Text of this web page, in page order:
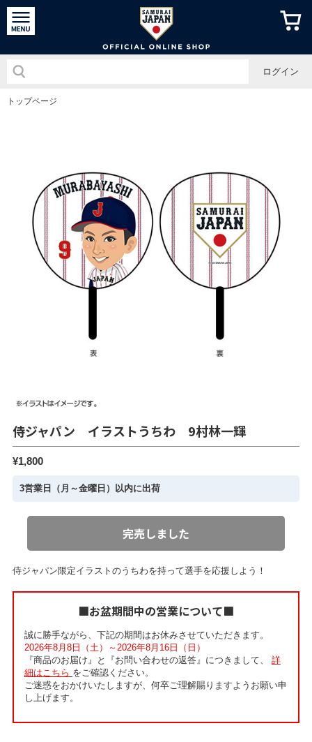
侍ジャパ
ログイン
トップページ
侍ジャパン イラストうちわ 9村林一輝
¥1,800
3営業日（月～金曜日）以内に出荷
完売しました
侍ジャパン限定イラストのうちわを持って選手を応援しよう！
■お盆期間中の営業について■
誠に勝手ながら、下記の期間はお休みさせていただきます。
2026年8月8日（土）～2026年8月16日（日）
『商品のお届け』と『お問い合わせの返答』につきまして、 詳
細はこちら をご確認ください。
ご迷惑をおかけいたしますが、何卒ご理解賜りますようお願い申
し上げます。